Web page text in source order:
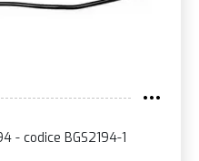
- codice BGS2194-1